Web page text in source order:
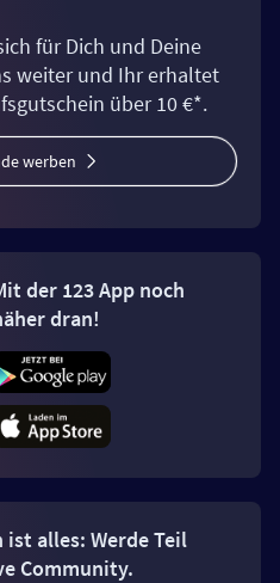
für Dich und Deine
weiter und Ihr erhaltet
über 10 €*.
werben
der 123 App noch
dran!
ist alles: Werde Teil
Community.